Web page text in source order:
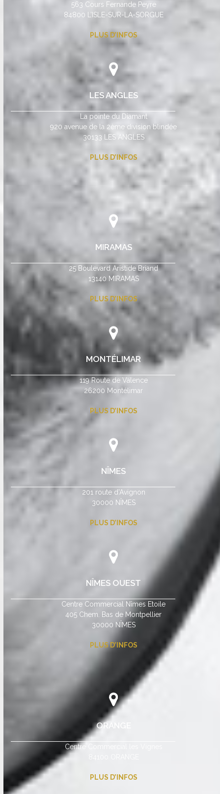
563 Cours Fernande Peyre
84800 L’ISLE-SUR-LA-SORGUE
PLUS D’INFOS
LES ANGLES
La pointe du Diamant
920 avenue de la 2ème division blindée
30133 LES ANGLES
PLUS D’INFOS
MIRAMAS
25 Boulevard Aristide Briand
13140 MIRAMAS
PLUS D’INFOS
MONTÉLIMAR
119 Route de Valence
26200 Montélimar
PLUS D’INFOS
NÎMES
201 route d’Avignon
30000 NÎMES
PLUS D’INFOS
NÎMES OUEST
Centre Commercial Nîmes Etoile
405 Chem. Bas de Montpellier
30000 NÎMES
PLUS D’INFOS
ORANGE
Centre Commercial les Vignes
PLUS D’INFOS